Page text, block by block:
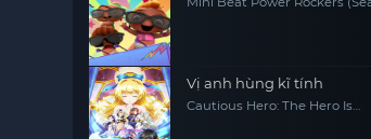
Vị anh hùng kĩ tính
Cautious Hero: The Hero Is